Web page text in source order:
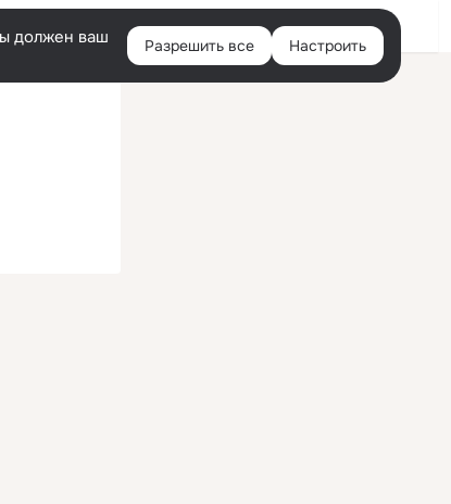
Войти
должен ваш
Разрешить все Настроить